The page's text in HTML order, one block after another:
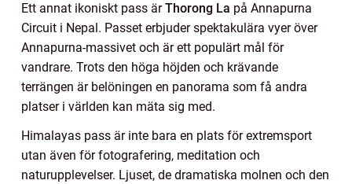
Ett annat ikoniskt pass ärThorong La på Annapurna
Circuit i Nepal. Passet erbjuder spektakulära vyer över
Annapurna-massivet och är ett populärt mål för
vandrare. Trots den höga höjden och krävande
terrängen är belöningen en panorama som få andra
platser i världen kan mäta sig med.
Himalayas pass är inte bara en plats för extremsport
utan även för fotografering, meditation och
naturupplevelser. Ljuset, de dramatiska molnen och den